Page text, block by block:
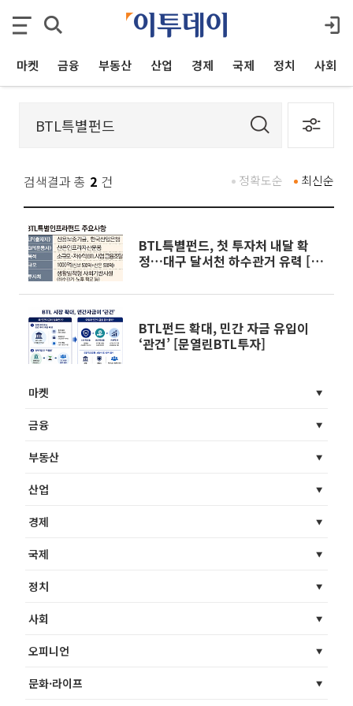
마켓 금융 부동산 산업 경제 국제 정치 사회
검색결과 총 2 건 최신순
정확도순
BTL특별펀드, 첫 투자처 내달 확
정…대구 달서천 하수관거 유력 [문
BTL펀드 확대, 민간 자금 유입이
‘관건’ [문열린BTL투자]
마켓
금융
부동산
산업
경제
국제
정치
사회
오피니언
문화·라이프